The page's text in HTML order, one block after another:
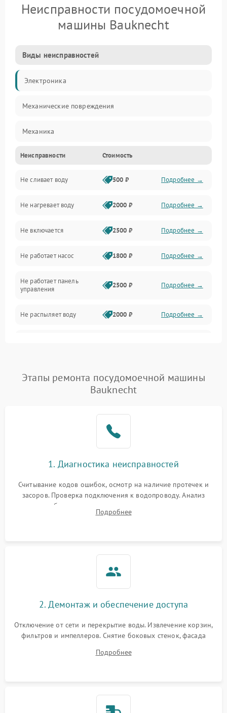
Неисправности посудомоечной
машины Bauknecht
Виды неисправностей
Электроника
Механические повреждения
Механика
Управление
Электропитание
Датчики
Нагрев
Вода
Гигиена
Программное обеспечение
Неисправности Стоимость
Не сливает воду 500 ₽ Подробнее →
Не нагревает воду 2000 ₽ Подробнее →
Не включается 2500 ₽ Подробнее →
Не работает насос 1800 ₽ Подробнее →
Не работает панель
управления
2500 ₽ Подробнее →
Не распыляет воду 2000 ₽ Подробнее →
Проблемы с набором
воды
1800 ₽ Подробнее →
1700 ₽
циркуляционным насосом
2100 ₽ Подробнее →
Этапы ремонта посудомоечной машины
Bauknecht
1. Диагностика неисправностей
Считывание кодов ошибок, осмотр на наличие протечек и
засоров. Проверка подключения к водопроводу. Анализ
жалоб на отсутствие слива, нагрева, вращения
разбрызгивателей или срабатывание системы защиты
Подробнее
2. Демонтаж и обеспечение доступа
Отключение от сети и перекрытие воды. Извлечение корзин,
фильтров и импеллеров. Снятие боковых стенок, фасада
циркуляционному насосу, ТЭНу и сливной помпе.
Подробнее